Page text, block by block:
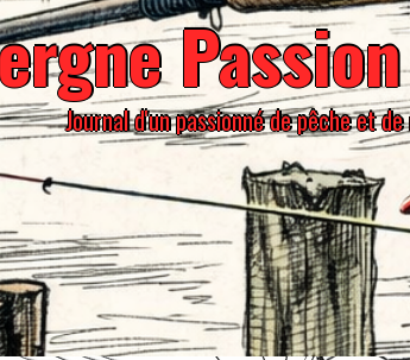
Journal d'un passionné de pêche et